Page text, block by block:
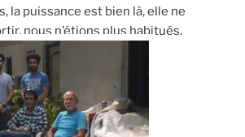
la puissance est bien là, elle ne
nous n’étions plus habitués.